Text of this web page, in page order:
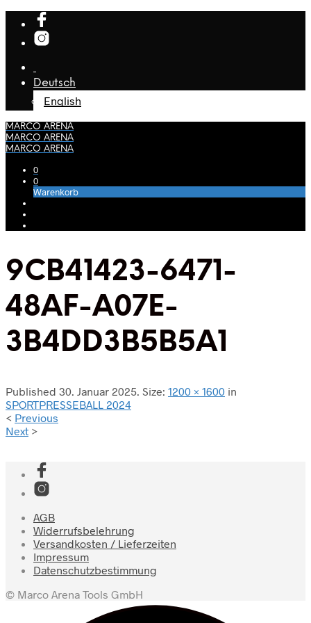
Deutsch
English
MARCO ARENA
MARCO ARENA
MARCO ARENA
0
0
Warenkorb
9CB41423-6471-
48AF-A07E-
3B4DD3B5B5A1
Published 30. Januar 2025. Size: 1200 × 1600 in
SPORTPRESSEBALL 2024
< Previous
Next >
AGB
Widerrufsbelehrung
Versandkosten / Lieferzeiten
Impressum
Datenschutzbestimmung
© Marco Arena Tools GmbH